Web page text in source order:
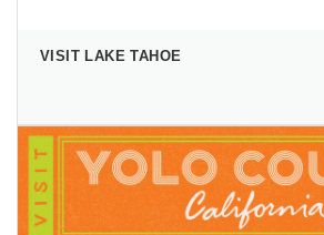
VISIT LAKE TAHOE